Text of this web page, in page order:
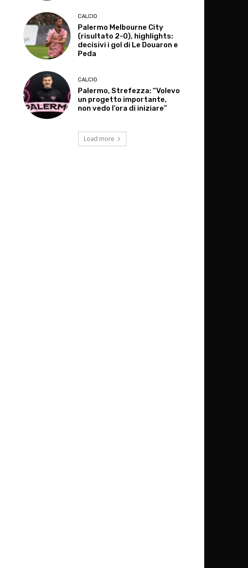
CALCIO
Palermo Melbourne City
(risultato 2-0), highlights:
decisivi i gol di Le Douaron e
Peda
CALCIO
Palermo, Strefezza: “Volevo
un progetto importante,
non vedo l’ora di iniziare”
Load more